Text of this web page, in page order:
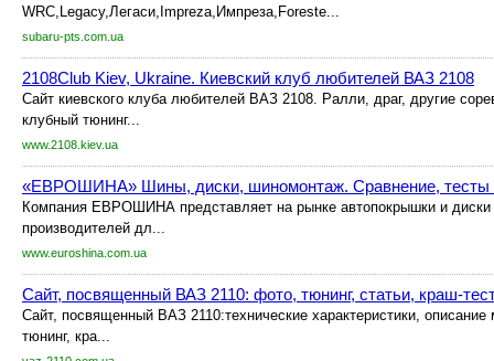
WRC,Legacy,Легаси,Impreza,Импреза,Foreste...
subaru-pts.com.ua
2108Club Kiev, Ukraine. Киевский клуб любителей ВАЗ 2108
Сайт киевского клуба любителей ВАЗ 2108. Ралли, драг, другие
клубный тюнинг...
www.2108.kiev.ua
«ЕВРОШИНА» Шины, диски, шиномонтаж. Сравнение, тесты
Компания ЕВРОШИНА представляет на рынке автопокрышки и диски
производителей дл...
www.euroshina.com.ua
Сайт, посвященный ВАЗ 2110: фото, тюнинг, статьи, краш-
Сайт, посвященный ВАЗ 2110:технические характеристики,
тюнинг, кра...